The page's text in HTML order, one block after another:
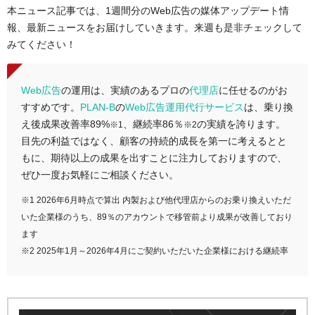
本ニュース記事では、1週間分のWeb広告の媒体アップデート情
報、最新ニュースをお届けしていきます。来週も是非チェックして
みてください！
Web広告の運用は、実績のあるプロの代理店に任せるのがお
すすめです。 PLAN-BのWeb広告運用代行サービスは、乗り換
え後成果改善率89%※1 、継続率86％ ※2の実績を誇ります。
目先の利益ではなく、顧客の持続的成長を第一に考えるとと
もに、期待以上の成果を出すことに注力しておりますので、
ぜひ一度お気軽にご相談ください。
※1 2026年6月時点で算出 内製および他代理店からのお乗り換えいただ
いた企業様のうち、89％のアカウントで移管前より成果が改善しており
ます
※2 2025年1月～2026年4月にご契約いただいた企業様における継続率